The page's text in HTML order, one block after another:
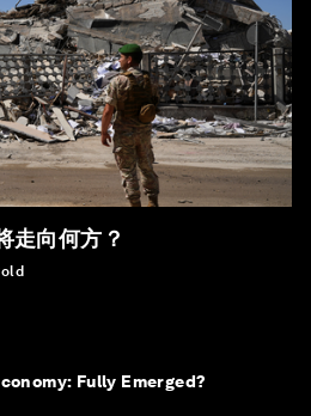
走向何方？
Fully Emerged?